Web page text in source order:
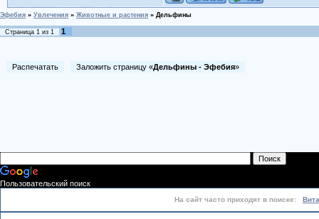
Эфебия » Увлечения » Животные и растения » Дельфины
Страница 1 из 1 1
Распечатать Заложить страницу «Дельфины - Эфебия»
Пользовательский поиск
На сайт часто приходят в поиске: